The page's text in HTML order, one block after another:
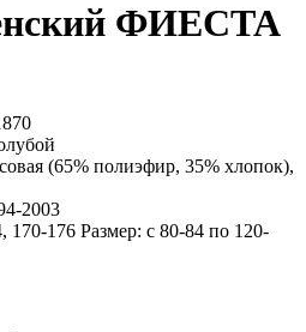
ФИЕСТА
(65% полиэфир, 35% хлопок),
2003
170-176 Размер: с 80-84 по 120-